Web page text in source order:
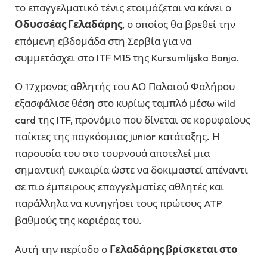
το επαγγελματικό τένις ετοιμάζεται να κάνει ο
Οδυσσέας Γελαδάρης, ο οποίος θα βρεθεί την
επόμενη εβδομάδα στη Σερβία για να
συμμετάσχει στο ITF M15 της Kursumlijska Banja.
Ο 17χρονος αθλητής του ΑΟ Παλαιού Φαλήρου
εξασφάλισε θέση στο κυρίως ταμπλό μέσω wild
card της ITF, προνόμιο που δίνεται σε κορυφαίους
παίκτες της παγκόσμιας junior κατάταξης. Η
παρουσία του στο τουρνουά αποτελεί μια
σημαντική ευκαιρία ώστε να δοκιμαστεί απέναντι
σε πιο έμπειρους επαγγελματίες αθλητές και
παράλληλα να κυνηγήσει τους πρώτους ATP
βαθμούς της καριέρας του.
Αυτή την περίοδο ο Γελαδάρης βρίσκεται στο